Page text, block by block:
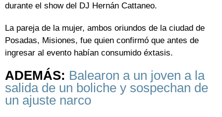
durante el show del DJ Hernán Cattaneo.
La pareja de la mujer, ambos oriundos de la ciudad de
Posadas, Misiones, fue quien confirmó que antes de
ingresar al evento habían consumido éxtasis.
ADEMÁS: Balearon a un joven a la
salida de un boliche y sospechan de
un ajuste narco